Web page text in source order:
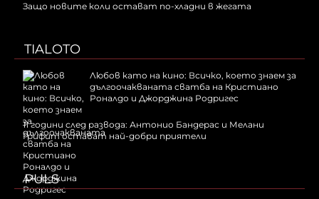
Защо новите коли остават по-хладни в жегата
TIALOTO
Любов като на кино: Всичко, което знаем за
дългоочакваната сватба на Кристиано
Роналдо и Джорджина Родригес
11 години след развода: Антонио Бандерас и Мелани
Грифит остават най-добри приятели
PULS